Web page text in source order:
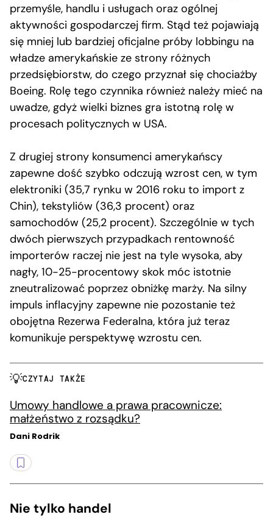
przemyśle, handlu i usługach oraz ogólnej
aktywności gospodarczej firm. Stąd też pojawiają
się mniej lub bardziej oficjalne próby lobbingu na
władze amerykańskie ze strony różnych
przedsiębiorstw, do czego przyznał się chociażby
Boeing. Rolę tego czynnika również należy mieć na
uwadze, gdyż wielki biznes gra istotną rolę w
procesach politycznych w USA.
Z drugiej strony konsumenci amerykańscy
zapewne dość szybko odczują wzrost cen, w tym
elektroniki (35,7 rynku w 2016 roku to import z
Chin), tekstyliów (36,3 procent) oraz
samochodów (25,2 procent). Szczególnie w tych
dwóch pierwszych przypadkach rentowność
importerów raczej nie jest na tyle wysoka, aby
nagły, 10-25-procentowy skok móc istotnie
zneutralizować poprzez obniżkę marży. Na silny
impuls inflacyjny zapewne nie pozostanie też
obojętna Rezerwa Federalna, która już teraz
komunikuje perspektywę wzrostu cen.
CZYTAJ TAKŻE
Umowy handlowe a prawa pracownicze:
małżeństwo z rozsądku?
Dani Rodrik
Nie tylko handel